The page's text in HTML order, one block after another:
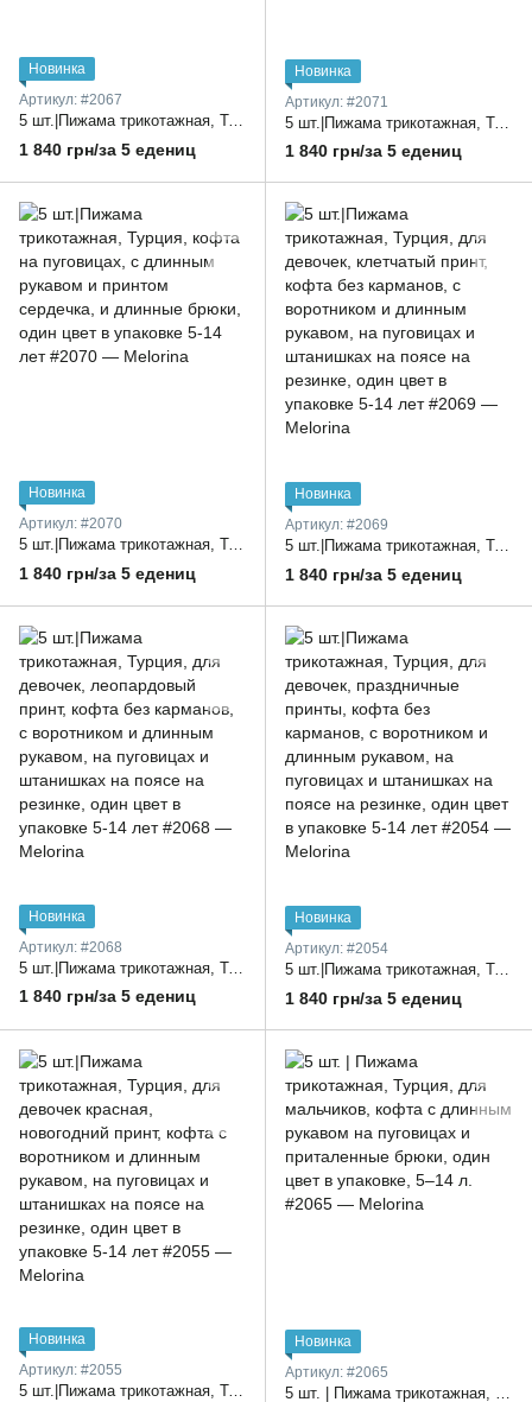
Новинка
Артикул: #2067
5 шт.|Пижама трикотажная, Турция, кофта на пуговицах с воротником, с длинным рукавом и принтом мишки, и длинные брюки, один цвет в упаковке 5-14 лет
1 840 грн/за 5 едениц
Новинка
Артикул: #2071
5 шт.|Пижама трикотажная, Турция, кофта на пуговицах с воротником, с длинным рукавом и принтом сердечка, и длинные брюки, один цвет в упаковке 5-14 лет
1 840 грн/за 5 едениц
Новинка
Артикул: #2070
5 шт.|Пижама трикотажная, Турция, кофта на пуговицах, с длинным рукавом и принтом сердечка, и длинные брюки, один цвет в упаковке 5-14 лет
1 840 грн/за 5 едениц
Новинка
Артикул: #2069
5 шт.|Пижама трикотажная, Турция, для девочек, клетчатый принт, кофта без карманов, с воротником и длинным рукавом, на пуговицах и штанишках на поясе на резинке, один цвет в упаковке 5-14 лет
1 840 грн/за 5 едениц
Новинка
Артикул: #2068
5 шт.|Пижама трикотажная, Турция, для девочек, леопардовый принт, кофта без карманов, с воротником и длинным рукавом, на пуговицах и штанишках на поясе на резинке, один цвет в упаковке 5-14 лет
1 840 грн/за 5 едениц
Новинка
Артикул: #2054
5 шт.|Пижама трикотажная, Турция, для девочек, праздничные принты, кофта без карманов, с воротником и длинным рукавом, на пуговицах и штанишках на поясе на резинке, один цвет в упаковке 5-14 лет
1 840 грн/за 5 едениц
Новинка
Артикул: #2055
5 шт.|Пижама трикотажная, Турция, для девочек красная, новогодний принт, кофта с воротником и длинным рукавом, на пуговицах и штанишках на поясе на резинке, один цвет в упаковке 5-14 лет
Новинка
Артикул: #2065